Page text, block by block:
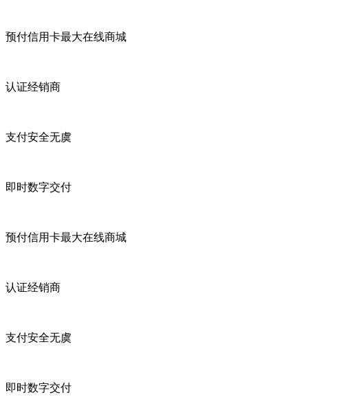
预付信用卡最大在线商城
认证经销商
支付安全无虞
即时数字交付
预付信用卡最大在线商城
认证经销商
支付安全无虞
即时数字交付